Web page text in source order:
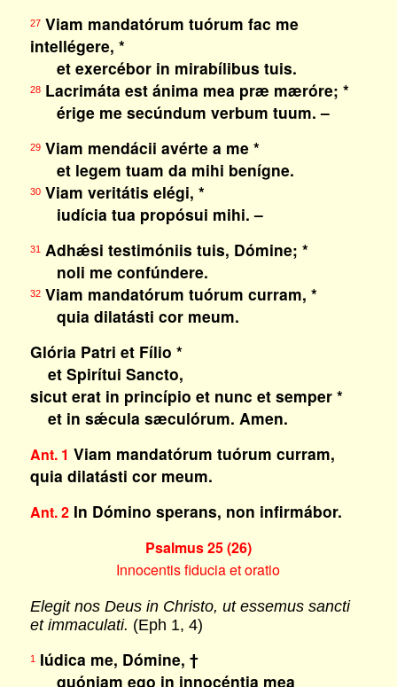
27Viam mandatórum tuórum fac me
intellégere, *
et exercébor in mirabílibus tuis.
28Lacrimáta est ánima mea præ mæróre; *
érige me secúndum verbum tuum. –
29Viam mendácii avérte a me *
et legem tuam da mihi benígne.
30Viam veritátis elégi, *
iudícia tua propósui mihi. –
31Adhǽsi testimóniis tuis, Dómine; *
noli me confúndere.
32Viam mandatórum tuórum curram, *
quia dilatásti cor meum.
Glória Patri et Fílio *
et Spirítui Sancto,
sicut erat in princípio et nunc et semper *
et in sǽcula sæculórum. Amen.
Ant. 1 Viam mandatórum tuórum curram,
quia dilatásti cor meum.
Ant. 2In Dómino sperans, non infirmábor.
Psalmus 25 (26)
Innocentis fiducia et oratio
Elegit nos Deus in Christo, ut essemus sancti
et immaculati. (Eph 1, 4)
1Iúdica me, Dómine, †
quóniam ego in innocéntia mea